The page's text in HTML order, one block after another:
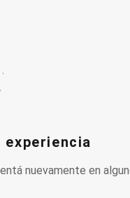
experiencia
nuevamente en